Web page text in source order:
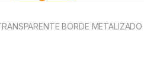
BORDE METALIZADO